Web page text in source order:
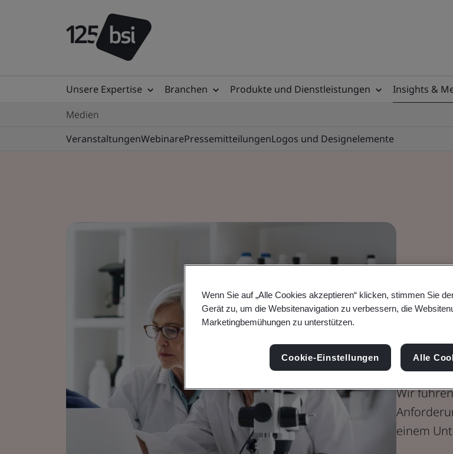
Unsere Expertise Branchen Produkte und Dienstleistungen Insights &
Medien
VeranstaltungenWebinarePressemitteilungenLogos und Designelemente
ISO
Wir
einem
Wenn Sie auf „Alle Cookies akzeptieren“ klicken, stimmen Sie
Gerät zu, um die Websitenavigation zu verbessern, die
Marketingbemühungen zu unterstützen.
Cookie-Einstellungen Alle